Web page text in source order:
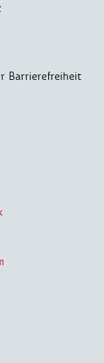
Barrierefreiheit